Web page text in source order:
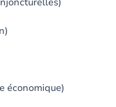
économique)